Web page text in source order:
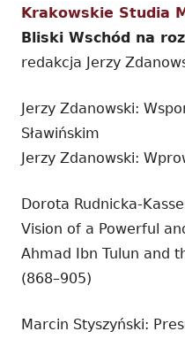
Krakowskie Studia
Bliski Wschód na
redakcja Jerzy
Jerzy Zdanowski:
Sławińskim
Jerzy Zdanowski:
Dorota Rudnicka-
Vision of a Powerful
Ahmad Ibn Tulun and
(868–905)
Marcin Styszyński: